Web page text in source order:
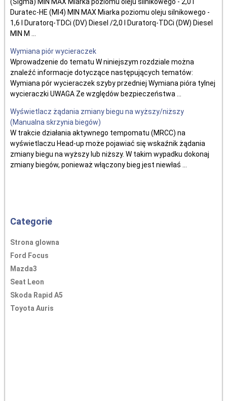
Duratec-HE (MI4) MIN MAX Miarka poziomu oleju silnikowego -
1,6 l Duratorq-TDCi (DV) Diesel /2,0 l Duratorq-TDCi (DW) Diesel
MIN M ...
Wymiana piór wycieraczek
Wprowadzenie do tematu W niniejszym rozdziale można
znaleźć informacje dotyczące następujących tematów:
Wymiana pór wycieraczek szyby przedniej Wymiana pióra tylnej
wycieraczki UWAGA Ze względów bezpieczeństwa ...
Wyświetlacz żądania zmiany biegu na wyższy/niższy
(Manualna skrzynia biegów)
W trakcie działania aktywnego tempomatu (MRCC) na
wyświetlaczu Head-up może pojawiać się wskaźnik żądania
zmiany biegu na wyższy lub niższy. W takim wypadku dokonaj
zmiany biegów, ponieważ włączony bieg jest niewłaś ...
Categorie
Strona glowna
Ford Focus
Mazda3
Seat Leon
Skoda Rapid A5
Toyota Auris